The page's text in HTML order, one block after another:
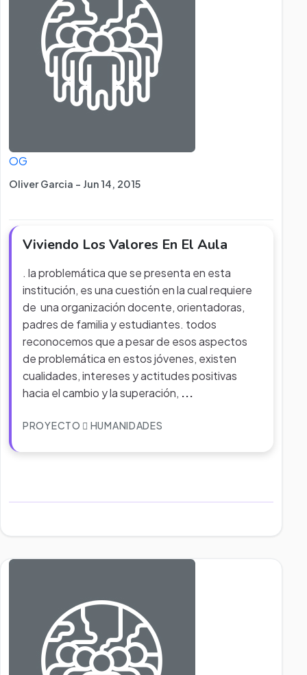
OG
Oliver Garcia - Jun 14, 2015
Viviendo Los Valores En El Aula
. la problemática que se presenta en esta
institución, es una cuestión en la cual requiere
de una organización docente, orientadoras,
padres de familia y estudiantes. todos
reconocemos que a pesar de esos aspectos
de problemática en estos jóvenes, existen
cualidades, intereses y actitudes positivas
hacia el cambio y la superación, ...
PROYECTO HUMANIDADES